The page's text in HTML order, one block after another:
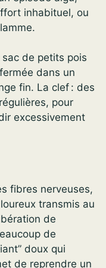
inhabituel, ou
de petits pois
dans un
fin. La clef : des
pour
excessivement
fibres nerveuses,
transmis au
de
de
doux qui
de reprendre un